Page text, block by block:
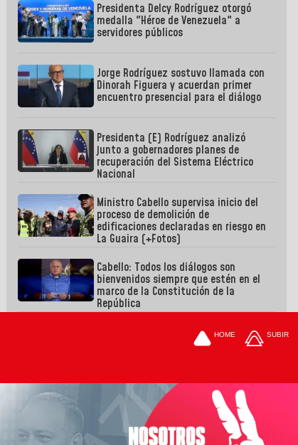
Presidenta Delcy Rodríguez otorgó
medalla "Héroe de Venezuela" a
servidores públicos
Jorge Rodríguez sostuvo llamada con
Dinorah Figuera y acuerdan primer
encuentro presencial para el diálogo
Presidenta (E) Rodríguez analizó
junto a gobernadores planes de
recuperación del Sistema Eléctrico
Nacional
Ministro Cabello supervisa inicio del
proceso de demolición de
edificaciones declaradas en riesgo en
La Guaira (+Fotos)
Cabello: Todos los diálogos son
bienvenidos siempre que estén en el
marco de la Constitución de la
República
HOME SUBIR